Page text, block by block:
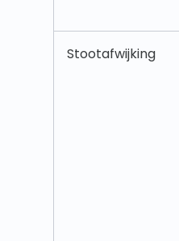
Stootafwijking